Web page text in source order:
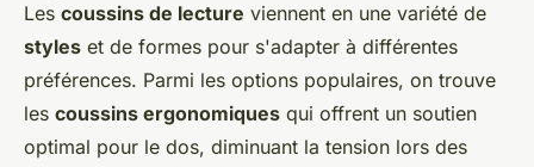
Les coussins de lecture viennent en une variété de
styles et de formes pour s'adapter à différentes
préférences. Parmi les options populaires, on trouve
les coussins ergonomiques qui offrent un soutien
optimal pour le dos, diminuant la tension lors des